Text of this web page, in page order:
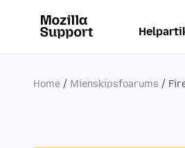
Home Mienskipsfoarums